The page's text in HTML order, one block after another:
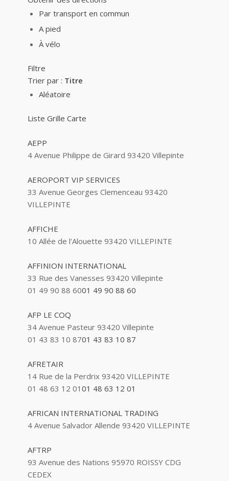
Par transport en commun
A pied
À vélo
Filtre
Trier par : Titre
Aléatoire
Liste Grille Carte
AEPP
4 Avenue Philippe de Girard 93420 Villepinte
AEROPORT VIP SERVICES
33 Avenue Georges Clemenceau 93420
VILLEPINTE
AFFICHE
10 Allée de l'Alouette 93420 VILLEPINTE
AFFINION INTERNATIONAL
33 Rue des Vanesses 93420 Villepinte
01 49 90 88 6001 49 90 88 60
AFP LE COQ
34 Avenue Pasteur 93420 Villepinte
01 43 83 10 8701 43 83 10 87
AFRETAIR
14 Rue de la Perdrix 93420 VILLEPINTE
01 48 63 12 01 01 48 63 12 01
AFRICAN INTERNATIONAL TRADING
4 Avenue Salvador Allende 93420 VILLEPINTE
AFTRP
93 Avenue des Nations 95970 ROISSY CDG
CEDEX